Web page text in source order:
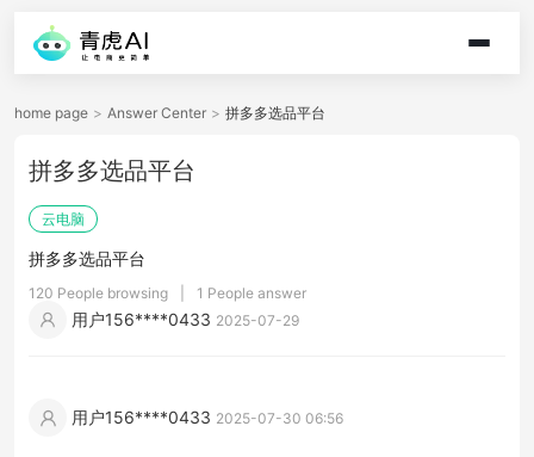
home page > Answer Center > 拼多多选品平台
拼多多选品平台
云电脑
拼多多选品平台
120 People browsing 1 People answer
用户156****0433 2025-07-29
用户156****0433 2025-07-30 06:56